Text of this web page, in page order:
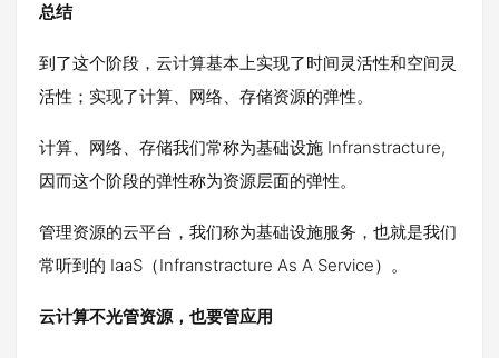
总结
到了这个阶段，云计算基本上实现了时间灵活性和空间灵
活性；实现了计算、网络、存储资源的弹性。
计算、网络、存储我们常称为基础设施 Infranstracture,
因而这个阶段的弹性称为资源层面的弹性。
管理资源的云平台，我们称为基础设施服务，也就是我们
常听到的 IaaS（Infranstracture As A Service）。
云计算不光管资源，也要管应用